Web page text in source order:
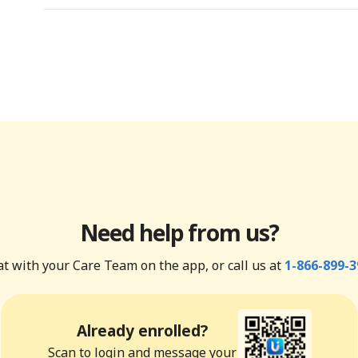
Need help from us?
with your Care Team on the app, or call us at 1-866-899-
Already enrolled?
Scan to login and message your